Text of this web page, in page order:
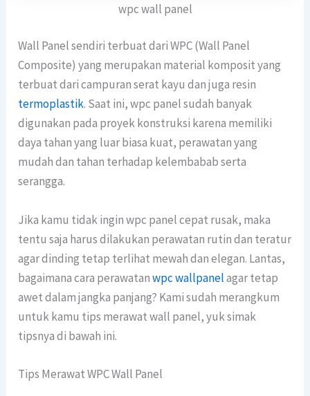
wpc wall panel
Wall Panel sendiri terbuat dari WPC (Wall Panel
Composite) yang merupakan material komposit yang
terbuat dari campuran serat kayu dan juga resin
termoplastik. Saat ini, wpc panel sudah banyak
digunakan pada proyek konstruksi karena memiliki
daya tahan yang luar biasa kuat, perawatan yang
mudah dan tahan terhadap kelembabab serta
serangga.
Jika kamu tidak ingin wpc panel cepat rusak, maka
tentu saja harus dilakukan perawatan rutin dan teratur
agar dinding tetap terlihat mewah dan elegan. Lantas,
bagaimana cara perawatanwpc wallpanelagar tetap
awet dalam jangka panjang? Kami sudah merangkum
untuk kamu tips merawat wall panel, yuk simak
tipsnya di bawah ini.
Tips Merawat WPC Wall Panel